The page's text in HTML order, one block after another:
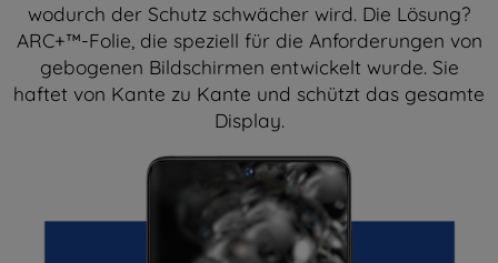
wodurch der Schutz schwächer wird. Die Lösung?
ARC+™-Folie, die speziell für die Anforderungen von
gebogenen Bildschirmen entwickelt wurde. Sie
haftet von Kante zu Kante und schützt das gesamte
Display.